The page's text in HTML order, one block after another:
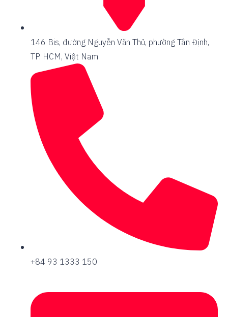
146 Bis, đường Nguyễn Văn Thủ, phường Tân Định,
TP. HCM, Việt Nam
+84 93 1333 150